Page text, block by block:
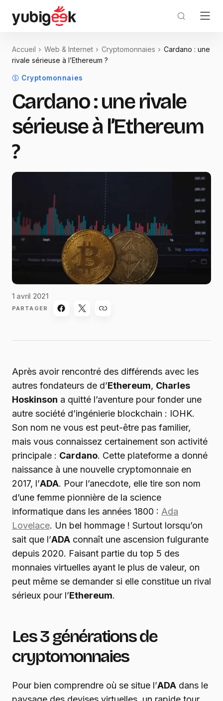
Accueil Web & Internet Cryptomonnaies
Cardano : une
rivale sérieuse à l’Ethereum ?
Cryptomonnaies
Cardano : une rivale
sérieuse à l’Ethereum
?
1 avril 2021
PARTAGER
Après avoir rencontré des différends avec les
autres fondateurs de d’Ethereum, Charles
Hoskinson a quitté l’aventure pour fonder une
autre société d’ingénierie blockchain : IOHK.
Son nom ne vous est peut-être pas familier,
mais vous connaissez certainement son activité
principale : Cardano. Cette plateforme a donné
naissance à une nouvelle cryptomonnaie en
2017, l’ADA. Pour l’anecdote, elle tire son nom
d’une femme pionnière de la science
informatique dans les années 1800 : Ada
Lovelace. Un bel hommage ! Surtout lorsqu’on
sait que l’ADA connaît une ascension fulgurante
depuis 2020. Faisant partie du top 5 des
monnaies virtuelles ayant le plus de valeur, on
peut même se demander si elle constitue un rival
sérieux pour l’Ethereum.
Les 3 générations de
cryptomonnaies
Pour bien comprendre où se situe l’ADA dans le